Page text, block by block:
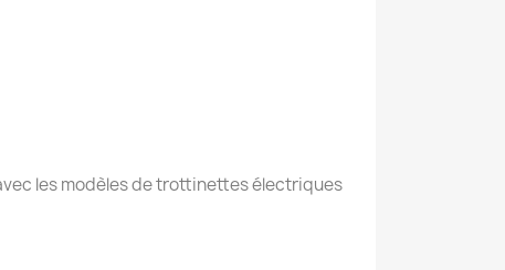
les modèles de trottinettes électriques